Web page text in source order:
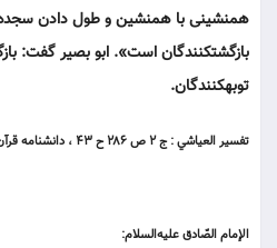
همنشينى با همنشين و طول دادن
بازگشت‏كنندگان است». ابو بصير گفت:
توبه‏كنندگان.
تفسير العياشي : ج ۲ ص ۲۸۶ ح ۴۳ ، دانشنامه قرآن و حديث جلد ۱۷، ص : ۵۱۰
الإمام الصّادق عليه‌السلام: